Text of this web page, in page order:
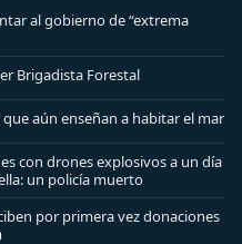
al gobierno de “extrema
Brigadista Forestal
aún enseñan a habitar el mar
con drones explosivos a un día
un policía muerto
por primera vez donaciones